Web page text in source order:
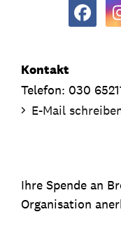
Kontakt
Telefon: 030
E-Mail
Ihre Spende an
Organisation